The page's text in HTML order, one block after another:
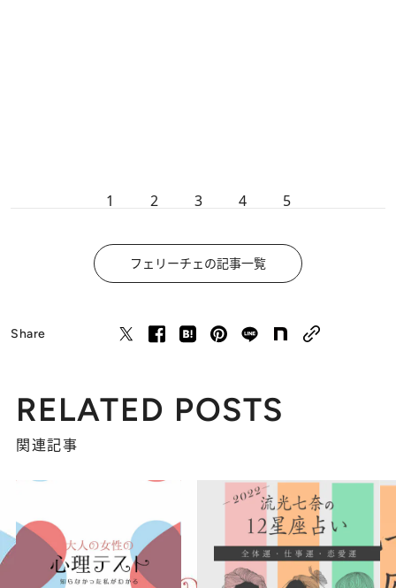
1 2 3 4 5
フェリーチェの記事一覧
Share
RELATED POSTS
関連記事